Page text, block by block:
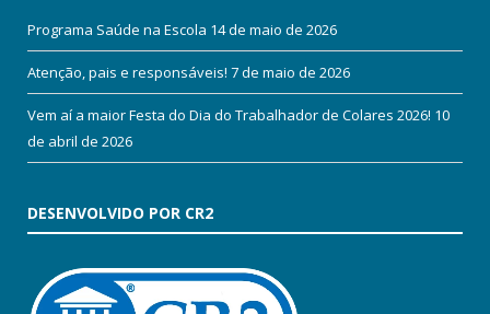
Programa Saúde na Escola 14 de maio de 2026
Atenção, pais e responsáveis! 7 de maio de 2026
Vem aí a maior Festa do Dia do Trabalhador de Colares 2026! 10
de abril de 2026
DESENVOLVIDO POR CR2